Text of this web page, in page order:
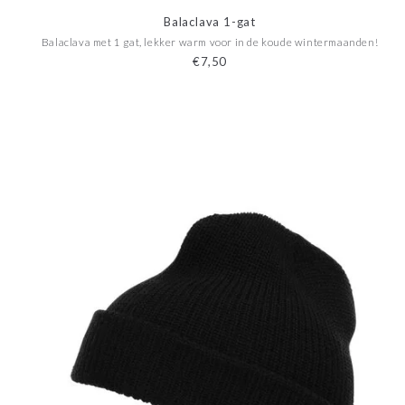
Balaclava 1-gat
Balaclava met 1 gat, lekker warm voor in de koude wintermaanden!
€7,50